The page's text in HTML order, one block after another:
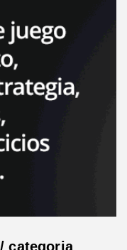
categoria